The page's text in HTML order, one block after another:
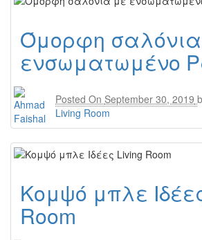
Όμορφη
ενσωματωμένο
Posted On September 30, 2019
Living Room
Κομψό μπλε
Room